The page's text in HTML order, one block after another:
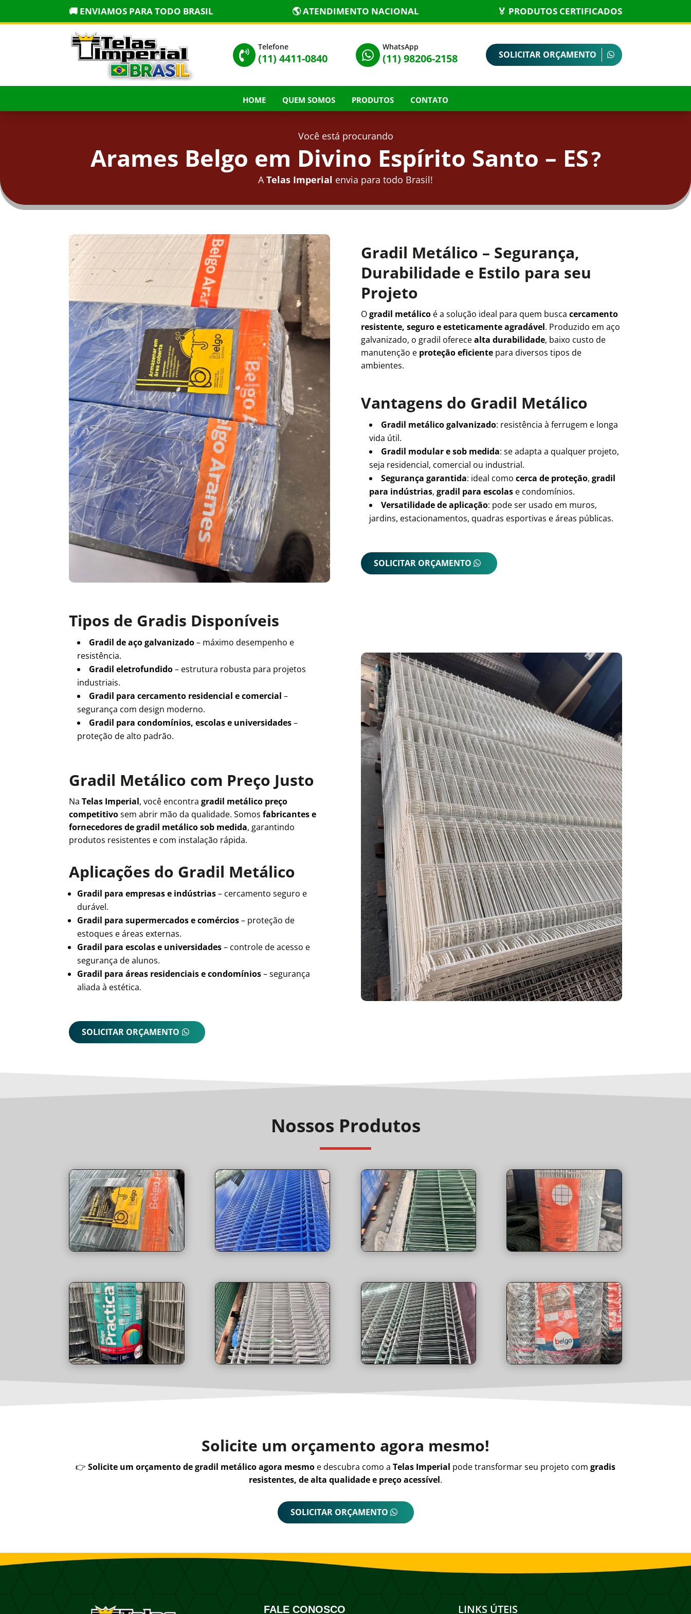
🚚 ENVIAMOS PARA TODO BRASIL 🌎 ATENDIMENTO NACIONAL 🏅 PRODUTOS CERTIFICADOS

Telefone
(11) 4411-0840 
WhatsApp
(11) 98206-2158 SOLICITAR ORÇAMENTO
HOME QUEM SOMOS PRODUTOS CONTATO
Você está procurando
Arames Belgo em Divino Espírito Santo – ES?
ATelas Imperial envia para todo Brasil!
Gradil Metálico – Segurança,
Durabilidade e Estilo para seu
Projeto
Ogradil metálicoé a solução ideal para quem busca cercamento
resistente, seguro e esteticamente agradável. Produzido em aço
galvanizado, o gradil oferecealta durabilidade, baixo custo de
manutenção e proteção eficientepara diversos tipos de
ambientes.
Vantagens do Gradil Metálico
Gradil metálico galvanizado: resistência à ferrugem e longa
vida útil.
Gradil modular e sob medida: se adapta a qualquer projeto,
seja residencial, comercial ou industrial.
Segurança garantida: ideal como cerca de proteção, gradil
para indústrias, gradil para escolase condomínios.
Versatilidade de aplicação: pode ser usado em muros,
jardins, estacionamentos, quadras esportivas e áreas públicas.
SOLICITAR ORÇAMENTO
Tipos de Gradis Disponíveis
Gradil de aço galvanizado– máximo desempenho e
resistência.
Gradil eletrofundido– estrutura robusta para projetos
industriais.
Gradil para cercamento residencial e comercial –
segurança com design moderno.
Gradil para condomínios, escolas e universidades–
proteção de alto padrão.
Gradil Metálico com Preço Justo
NaTelas Imperial, você encontragradil metálico preço
competitivosem abrir mão da qualidade. Somosfabricantes e
fornecedores de gradil metálico sob medida, garantindo
produtos resistentes e com instalação rápida.
Aplicações do Gradil Metálico
Gradil para empresas e indústrias– cercamento seguro e
durável.
Gradil para supermercados e comércios– proteção de
estoques e áreas externas.
Gradil para escolas e universidades– controle de acesso e
segurança de alunos.
Gradil para áreas residenciais e condomínios– segurança
aliada à estética.
SOLICITAR ORÇAMENTO
Nossos Produtos
Solicite um orçamento agora mesmo!
👉 Solicite um orçamento de gradil metálico agora mesmo e descubra como a Telas Imperial pode transformar seu projeto com gradis
resistentes, de alta qualidade e preço acessível.
SOLICITAR ORÇAMENTO
FALE CONOSCO LINKS ÚTEIS